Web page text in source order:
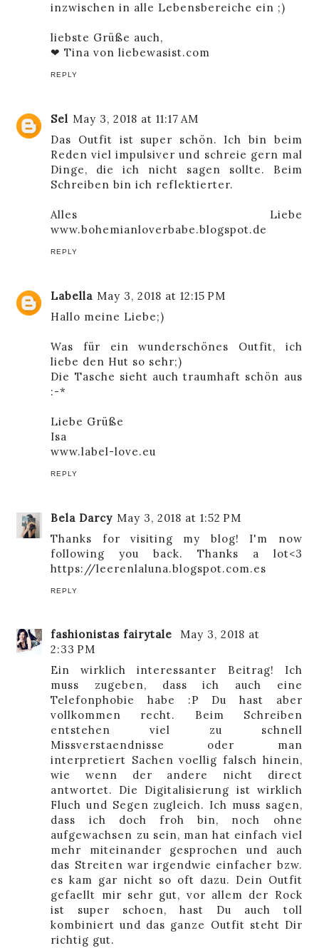
inzwischen in alle Lebensbereiche ein ;)
liebste Grüße auch,
❤ Tina vonliebewasist.com
REPLY
Sel May 3, 2018 at 11:17 AM
Das Outfit ist super schön. Ich bin beim
Reden viel impulsiver und schreie gern mal
Dinge, die ich nicht sagen sollte. Beim
Schreiben bin ich reflektierter.
Alles Liebe
www.bohemianloverbabe.blogspot.de
REPLY
Labella May 3, 2018 at 12:15 PM
Hallo meine Liebe;)
Was für ein wunderschönes Outfit, ich
liebe den Hut so sehr;)
Die Tasche sieht auch traumhaft schön aus
:-*
Liebe Grüße
Isa
www.label-love.eu
REPLY
Bela Darcy May 3, 2018 at 1:52 PM
Thanks for visiting my blog! I'm now
following you back. Thanks a lot<3
https://leerenlaluna.blogspot.com.es
REPLY
fashionistas fairytale
May 3, 2018 at
2:33 PM
Ein wirklich interessanter Beitrag! Ich
muss zugeben, dass ich auch eine
Telefonphobie habe :P Du hast aber
vollkommen recht. Beim Schreiben
entstehen viel zu schnell
Missverstaendnisse oder man
interpretiert Sachen voellig falsch hinein,
wie wenn der andere nicht direct
antwortet. Die Digitalisierung ist wirklich
Fluch und Segen zugleich. Ich muss sagen,
dass ich doch froh bin, noch ohne
aufgewachsen zu sein, man hat einfach viel
mehr miteinander gesprochen und auch
das Streiten war irgendwie einfacher bzw.
es kam gar nicht so oft dazu. Dein Outfit
gefaellt mir sehr gut, vor allem der Rock
ist super schoen, hast Du auch toll
kombiniert und das ganze Outfit steht Dir
richtig gut.